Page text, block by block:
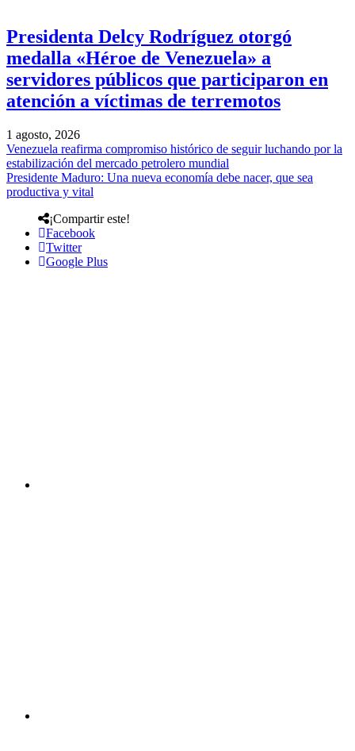
Presidenta Delcy Rodríguez otorgó
medalla «Héroe de Venezuela» a
servidores públicos que participaron en
atención a víctimas de terremotos
1 agosto, 2026
Venezuela reafirma compromiso histórico de seguir luchando por la
estabilización del mercado petrolero mundial
Presidente Maduro: Una nueva economía debe nacer, que sea
productiva y vital
¡Compartir este!
Facebook
Twitter
Google Plus